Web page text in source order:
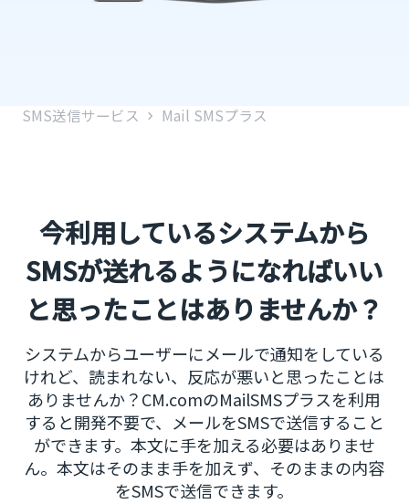
SMS送信サービス Mail SMSプラス
今利用しているシステムから
SMSが送れるようになればいい
と思ったことはありませんか？
システムからユーザーにメールで通知をしている
けれど、読まれない、反応が悪いと思ったことは
ありませんか？CM.comのMailSMSプラスを利用
すると開発不要で、メールをSMSで送信すること
ができます。本文に手を加える必要はありませ
ん。本文はそのまま手を加えず、そのままの内容
をSMSで送信できます。